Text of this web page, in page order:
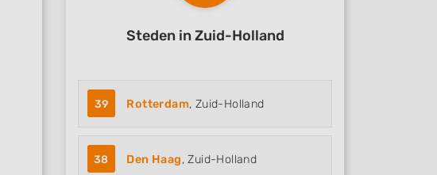
Steden in Zuid-Holland
39 Rotterdam, Zuid-Holland
38 Den Haag, Zuid-Holland